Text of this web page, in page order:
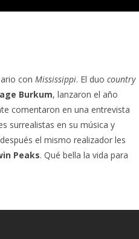
con Mississippi. El duo country
Burkum, lanzaron el año
comentaron en una entrevista
surrealistas en su música y
el mismo realizador les
Peaks. Qué bella la vida para